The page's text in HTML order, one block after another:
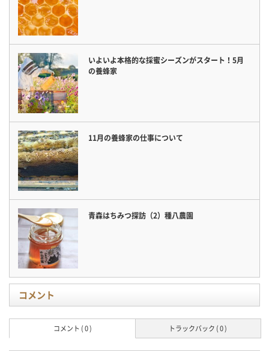
いよいよ本格的な採蜜シーズンがスタート！5月
の養蜂家
11月の養蜂家の仕事について
青森はちみつ探訪（2）種八農園
コメント
トラックバック ( 0 )
コメント ( 0 )